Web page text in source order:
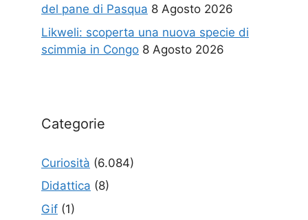
del pane di Pasqua 8 Agosto 2026
Likweli: scoperta una nuova specie di
scimmia in Congo 8 Agosto 2026
Categorie
Curiosità (6.084)
Didattica (8)
Gif (1)